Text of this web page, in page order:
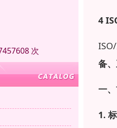
次
4
备
一
1.